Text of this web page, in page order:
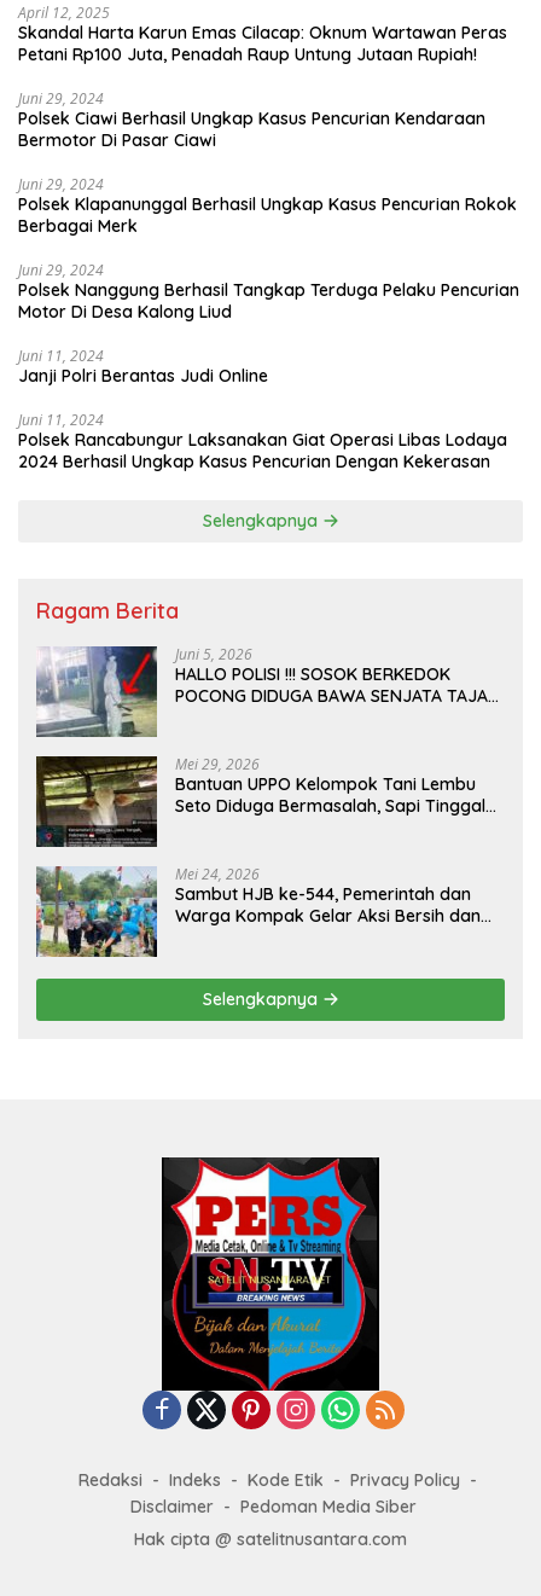
April 12, 2025
Skandal Harta Karun Emas Cilacap: Oknum Wartawan Peras
Petani Rp100 Juta, Penadah Raup Untung Jutaan Rupiah!
Juni 29, 2024
Polsek Ciawi Berhasil Ungkap Kasus Pencurian Kendaraan
Bermotor Di Pasar Ciawi
Juni 29, 2024
Polsek Klapanunggal Berhasil Ungkap Kasus Pencurian Rokok
Berbagai Merk
Juni 29, 2024
Polsek Nanggung Berhasil Tangkap Terduga Pelaku Pencurian
Motor Di Desa Kalong Liud
Juni 11, 2024
Janji Polri Berantas Judi Online
Juni 11, 2024
Polsek Rancabungur Laksanakan Giat Operasi Libas Lodaya
2024 Berhasil Ungkap Kasus Pencurian Dengan Kekerasan
Selengkapnya
Ragam Berita
Juni 5, 2026
HALLO POLISI !!! SOSOK BERKEDOK
POCONG DIDUGA BAWA SENJATA TAJAM
Mei 29, 2026
Bantuan UPPO Kelompok Tani Lembu
Seto Diduga Bermasalah, Sapi Tinggal
Mei 24, 2026
Sambut HJB ke-544, Pemerintah dan
Warga Kompak Gelar Aksi Bersih dan
Selengkapnya
Redaksi Indeks Kode Etik
Privacy Policy
Disclaimer
Pedoman Media Siber
Hak cipta @ satelitnusantara.com